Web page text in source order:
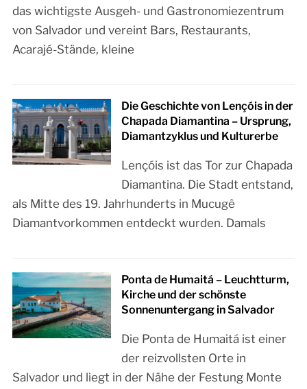
das wichtigste Ausgeh- und Gastronomiezentrum
von Salvador und vereint Bars, Restaurants,
Acarajé-Stände, kleine
Die Geschichte von Lençóis in der
Chapada Diamantina – Ursprung,
Diamantzyklus und Kulturerbe
Lençóis ist das Tor zur Chapada
Diamantina. Die Stadt entstand,
als Mitte des 19. Jahrhunderts in Mucugê
Diamantvorkommen entdeckt wurden. Damals
Ponta de Humaitá – Leuchtturm,
Kirche und der schönste
Sonnenuntergang in Salvador
Die Ponta de Humaitá ist einer
der reizvollsten Orte in
Salvador und liegt in der Nähe der Festung Monte